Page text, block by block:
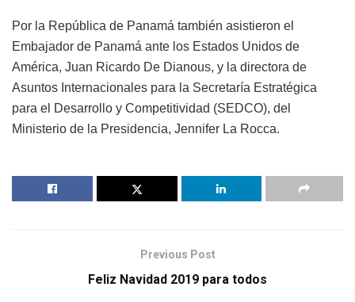
Por la República de Panamá también asistieron el
Embajador de Panamá ante los Estados Unidos de
América, Juan Ricardo De Dianous, y la directora de
Asuntos Internacionales para la Secretaría Estratégica
para el Desarrollo y Competitividad (SEDCO), del
Ministerio de la Presidencia, Jennifer La Rocca.
Previous Post
Feliz Navidad 2019 para todos